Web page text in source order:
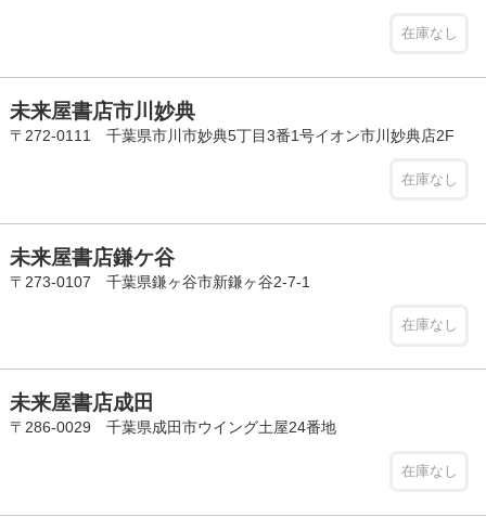
在庫なし
未来屋書店市川妙典
〒272-0111 千葉県市川市妙典5丁目3番1号イオン市川妙典店2F
在庫なし
未来屋書店鎌ケ谷
〒273-0107 千葉県鎌ヶ谷市新鎌ヶ谷2-7-1
在庫なし
未来屋書店成田
〒286-0029 千葉県成田市ウイング土屋24番地
在庫なし